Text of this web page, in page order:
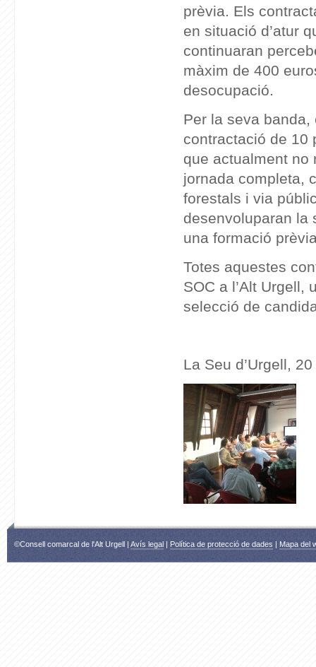
prèvia. Els
en situació d’atur
continuaran
màxim de 400
desocupació.
Per la seva
contractació de 10
que actualment no
jornada completa,
forestals i via
desenvoluparan la
una formació
Totes aquestes
SOC a l’Alt Urgell,
selecció de
La Seu d’Urgell,
©Consell comarcal de l'Alt Urgell | Avís legal | Política de protecció de dades | Mapa del